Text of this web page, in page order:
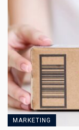
MARKETING